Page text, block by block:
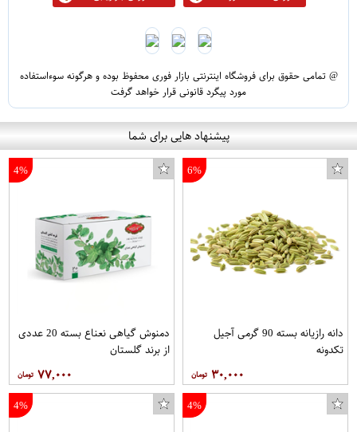
@ تمامی حقوق برای فروشگاه اینترنتی بازار فوری محفوظ بوده و هرگونه سوءاستفاده
مورد پیگرد قانونی قرار خواهد گرفت
پیشنهاد هایی برای شما
6%
دانه رازیانه بسته 90 گرمی آجیل
تکدونه
۳۰,۰۰۰
4%
دمنوش گیاهی نعناع بسته 20 عددی
از برند گلستان
۷۷,۰۰۰
4%
4%